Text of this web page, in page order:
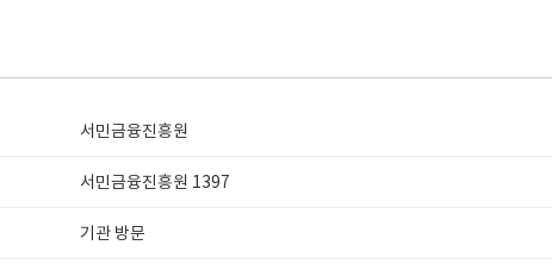
서민금융진흥원
서민금융진흥원 1397
기관 방문